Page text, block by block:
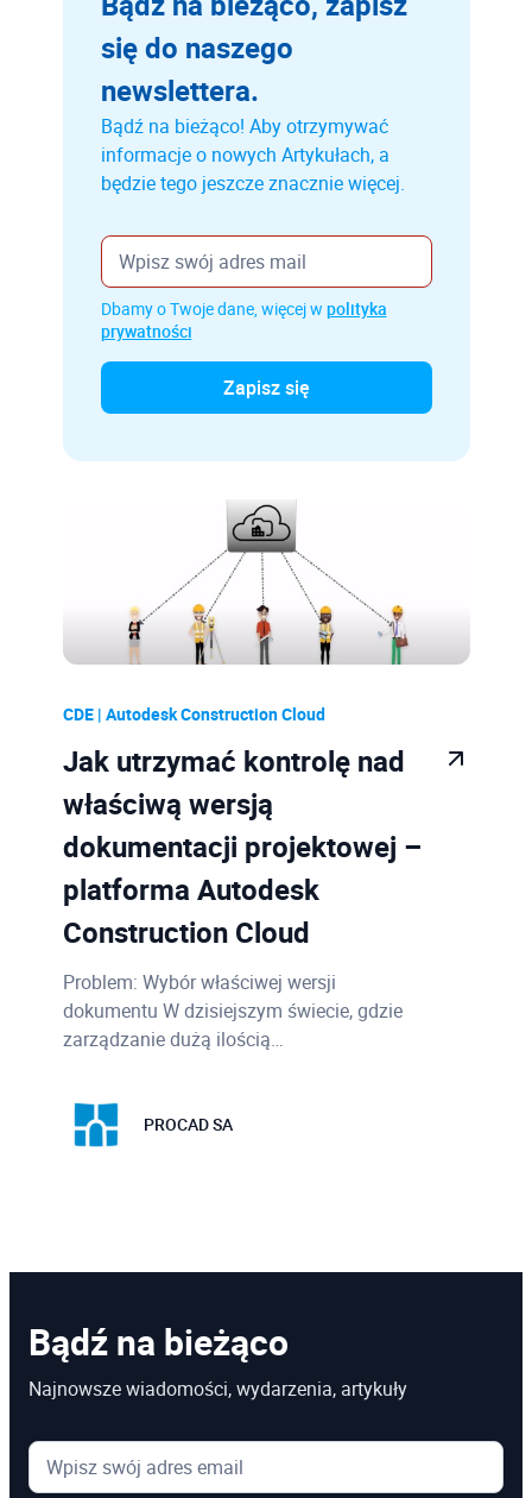
CDE | Autodesk Construction Cloud
Jak utrzymać kontrolę nad
właściwą wersją
dokumentacji projektowej –
platforma Autodesk
Construction Cloud
Problem: Wybór właściwej wersji
dokumentu W dzisiejszym świecie, gdzie
zarządzanie dużą ilością…
PROCAD SA
się do naszego
newslettera.
Bądź na bieżąco! Aby otrzymywać
informacje o nowych Artykułach, a
będzie tego jeszcze znacznie więcej.
Dbamy o Twoje dane, więcej w polityka
prywatności
Bądź na bieżąco
Najnowsze wiadomości, wydarzenia, artykuły